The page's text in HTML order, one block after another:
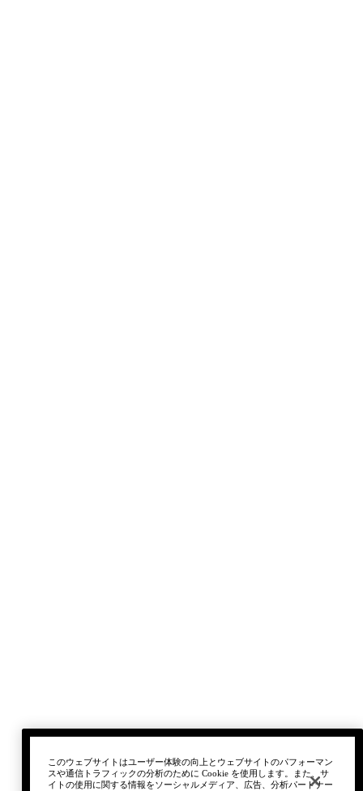
このウェブサイトはユーザー体験の向上とウェブサイトのパフォーマン
スや通信トラフィックの分析のために Cookie を使用します。また、サ
イトの使用に関する情報をソーシャルメディア、広告、分析パートナー